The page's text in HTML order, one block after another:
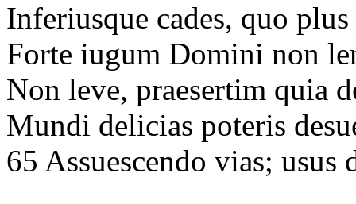
Inferiusque cades, quo
Forte iugum Domini non
Non leve, praesertim quia
Mundi delicias poteris
65 Assuescendo vias;